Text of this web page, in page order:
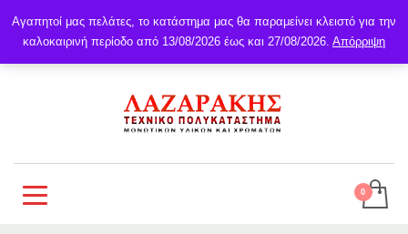
Αγαπητοί μας πελάτες, το κατάστημα μας θα παραμείνει κλειστό για την
καλοκαιρινή περίοδο από 13/08/2026 έως και 27/08/2026. Απόρριψη